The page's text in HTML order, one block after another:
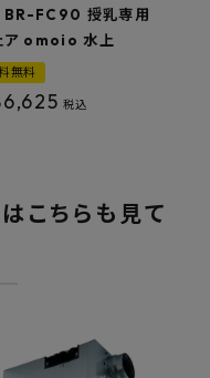
FC90 授乳専用
ア omoio 水上
無料
税込
こちらも見て